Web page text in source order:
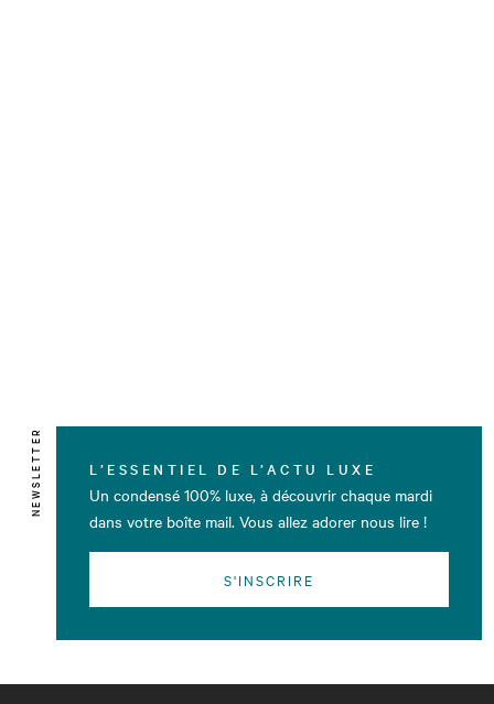
NEWSLETTER L’ESSENTIEL DE L’ACTU LUXE
Un condensé 100% luxe, à découvrir chaque mardi
dans votre boîte mail. Vous allez adorer nous lire !
S'INSCRIRE